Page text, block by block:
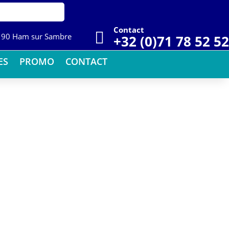
Ham sur Sambre  Contact
+32 (0)71 78 52 52
PROMO CONTACT